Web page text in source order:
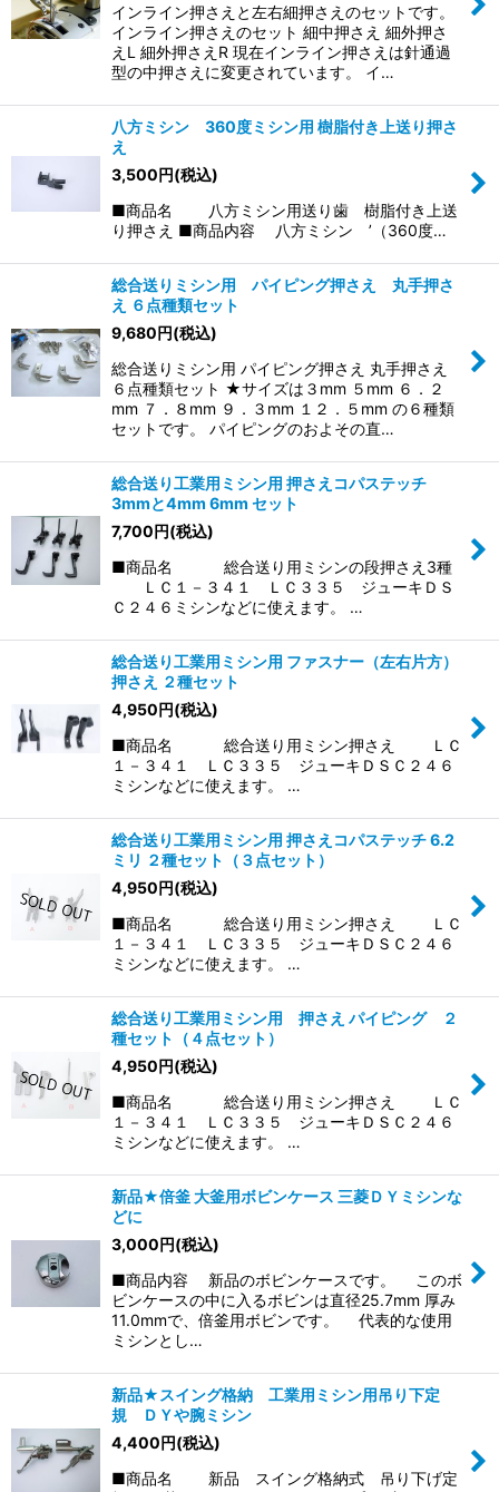
インライン押さえと左右細押さえのセットです。
インライン押さえのセット 細中押さえ 細外押さ
えL 細外押さえR 現在インライン押さえは針通過
型の中押さえに変更されています。 イ…
八方ミシン 360度ミシン用 樹脂付き上送り押さ
え
3,500円(税込)
■商品名 八方ミシン用送り歯 樹脂付き上送
り押さえ ■商品内容 八方ミシン ’（360度…
総合送りミシン用 パイピング押さえ 丸手押さ
え ６点種類セット
9,680円(税込)
総合送りミシン用 パイピング押さえ 丸手押さえ
６点種類セット ★サイズは３mm ５mm ６．２
mm ７．８mm ９．３mm １２．５mm の６種類
セットです。 パイピングのおよその直…
総合送り工業用ミシン用 押さえコパステッチ
3mmと4mm 6mm セット
7,700円(税込)
■商品名 総合送り用ミシンの段押さえ3種
ＬＣ１－３４１ ＬＣ３３５ ジューキＤＳ
Ｃ２４６ミシンなどに使えます。 …
総合送り工業用ミシン用 ファスナー（左右片方）
押さえ ２種セット
4,950円(税込)
■商品名 総合送り用ミシン押さえ ＬＣ
１－３４１ ＬＣ３３５ ジューキＤＳＣ２４６
ミシンなどに使えます。 …
総合送り工業用ミシン用 押さえコパステッチ 6.2
ミリ ２種セット（３点セット）
4,950円(税込)
■商品名 総合送り用ミシン押さえ ＬＣ
１－３４１ ＬＣ３３５ ジューキＤＳＣ２４６
ミシンなどに使えます。 …
総合送り工業用ミシン用 押さえ パイピング ２
種セット（４点セット）
4,950円(税込)
■商品名 総合送り用ミシン押さえ ＬＣ
１－３４１ ＬＣ３３５ ジューキＤＳＣ２４６
ミシンなどに使えます。 …
新品★倍釜 大釜用ボビンケース 三菱ＤＹミシンな
どに
3,000円(税込)
■商品内容 新品のボビンケースです。 このボ
ビンケースの中に入るボビンは直径25.7mm 厚み
11.0mmで、倍釜用ボビンです。 代表的な使用
ミシンとし…
新品★スイング格納 工業用ミシン用吊り下定
規 ＤＹや腕ミシン
4,400円(税込)
■商品名 新品 スイング格納式 吊り下げ定